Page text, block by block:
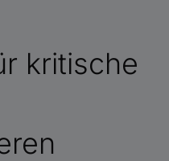
kritische